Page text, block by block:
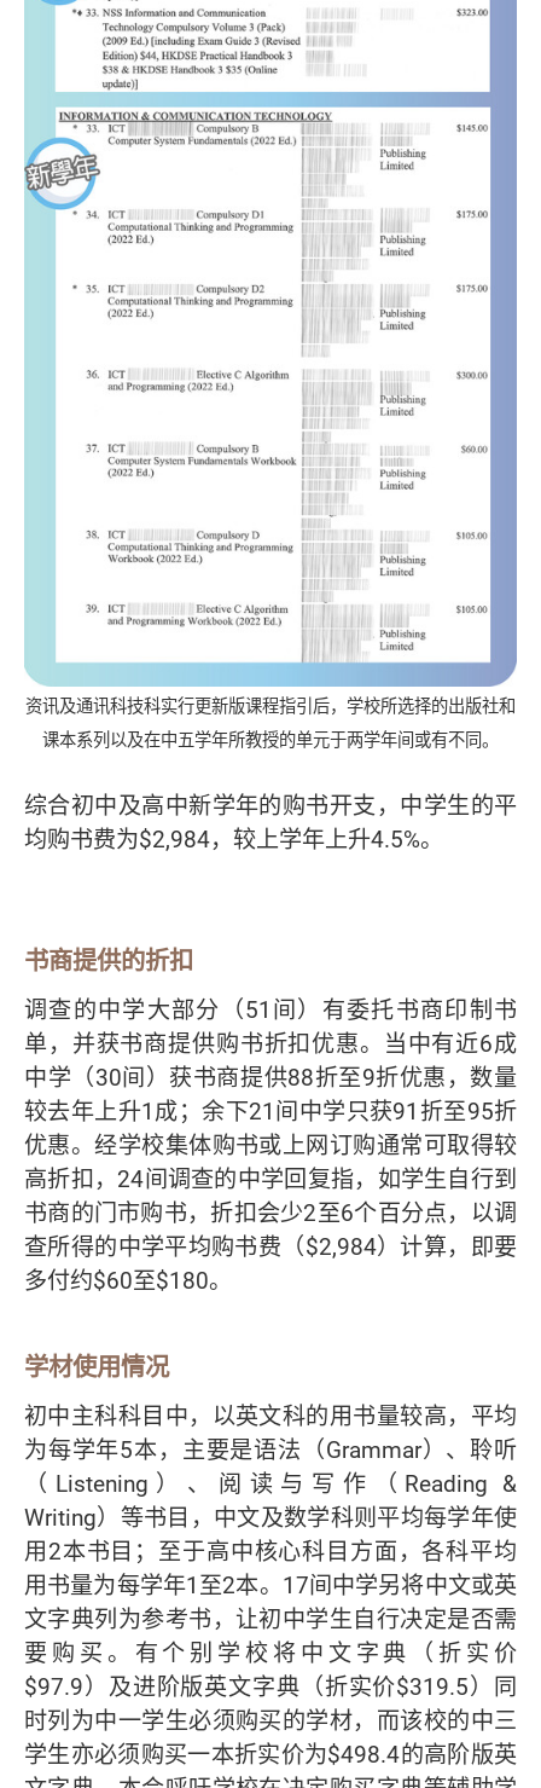
资讯及通讯科技科实行更新版课程指引后，学校所选择的出版社和
课本系列以及在中五学年所教授的单元于两学年间或有不同。
综合初中及高中新学年的购书开支，中学生的平
均购书费为$2,984，较上学年上升4.5%。
书商提供的折扣
调查的中学大部分（51间）有委托书商印制书
单，并获书商提供购书折扣优惠。当中有近6成
中学（30间）获书商提供88折至9折优惠，数量
较去年上升1成；余下21间中学只获91折至95折
优惠。经学校集体购书或上网订购通常可取得较
高折扣，24间调查的中学回复指，如学生自行到
书商的门市购书，折扣会少2至6个百分点，以调
查所得的中学平均购书费（$2,984）计算，即要
多付约$60至$180。
学材使用情况
初中主科科目中，以英文科的用书量较高，平均
为每学年5本，主要是语法（Grammar）、聆听
（Listening）、阅读与写作（Reading &
Writing）等书目，中文及数学科则平均每学年使
用2本书目；至于高中核心科目方面，各科平均
用书量为每学年1至2本。17间中学另将中文或英
文字典列为参考书，让初中学生自行决定是否需
要购买。有个别学校将中文字典（折实价
$97.9）及进阶版英文字典（折实价$319.5）同
时列为中一学生必须购买的学材，而该校的中三
学生亦必须购买一本折实价为$498.4的高阶版英